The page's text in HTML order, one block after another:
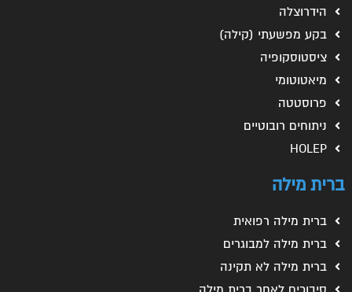
הידרוצלה
בקע מפשעתי (קילה)
ציסטוסקופיה
מיאטוטומי
פרוסטטה
ניתוחים רובוטיים
HOLEP
ברית מילה
ברית מילה רפואית
ברית מילה למבוגרים
ברית מילה לא תקינה